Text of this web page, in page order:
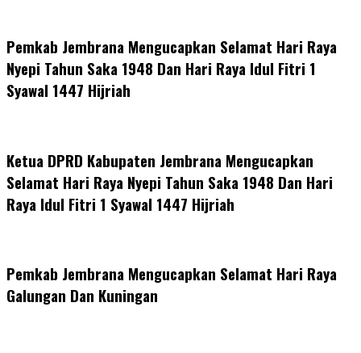
Pemkab Jembrana Mengucapkan Selamat Hari Raya
Nyepi Tahun Saka 1948 Dan Hari Raya Idul Fitri 1
Syawal 1447 Hijriah
Ketua DPRD Kabupaten Jembrana Mengucapkan
Selamat Hari Raya Nyepi Tahun Saka 1948 Dan Hari
Raya Idul Fitri 1 Syawal 1447 Hijriah
Pemkab Jembrana Mengucapkan Selamat Hari Raya
Galungan Dan Kuningan